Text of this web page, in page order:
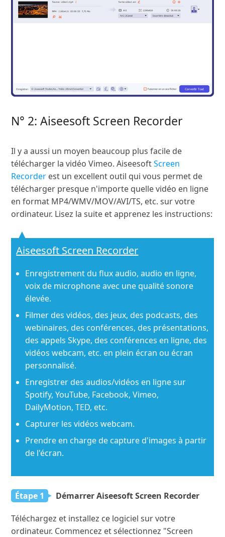
N° 2: Aiseesoft Screen Recorder
Il y a aussi un moyen beaucoup plus facile de
télécharger la vidéo Vimeo. AiseesoftScreen
Recorder est un excellent outil qui vous permet de
télécharger presque n'importe quelle vidéo en ligne
en format MP4/WMV/MOV/AVI/TS, etc. sur votre
ordinateur. Lisez la suite et apprenez les instructions:
Aiseesoft Screen Recorder
Enregistrement du flux audio, audio en ligne,
voix de microphone avec une qualité sonore
élevée.
Filmer des vidéos, des jeux, des podcasts, des
webinaires, des conférences, des présentations,
des appels Skype, des conférences en ligne, des
vidéos webcam, etc. en plein écran ou écran
personnalisé.
Enregistrer des audios/vidéos en ligne sur
Spotify, YouTube, Facebook, Vimeo,
DailyMotion, TED, etc.
Capturer les vidéos webcam.
Prendre en charge de capture d'images à partir
de l'écran.
Étape 1 Démarrer Aiseesoft Screen Recorder
Téléchargez et installez ce logiciel sur votre
ordinateur. Commencez et sélectionnez "Screen